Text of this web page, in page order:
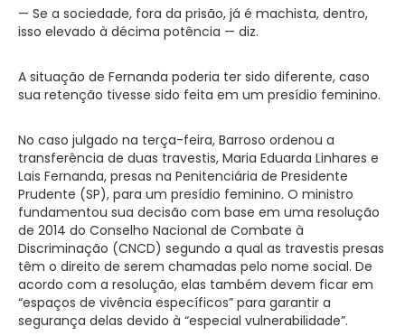
— Se a sociedade, fora da prisão, já é machista, dentro,
isso elevado à décima potência — diz.
A situação de Fernanda poderia ter sido diferente, caso
sua retenção tivesse sido feita em um presídio feminino.
No caso julgado na terça-feira, Barroso ordenou a
transferência de duas travestis, Maria Eduarda Linhares e
Lais Fernanda, presas na Penitenciária de Presidente
Prudente (SP), para um presídio feminino. O ministro
fundamentou sua decisão com base em uma resolução
de 2014 do Conselho Nacional de Combate à
Discriminação (CNCD) segundo a qual as travestis presas
têm o direito de serem chamadas pelo nome social. De
acordo com a resolução, elas também devem ficar em
“espaços de vivência específicos” para garantir a
segurança delas devido à “especial vulnerabilidade”.